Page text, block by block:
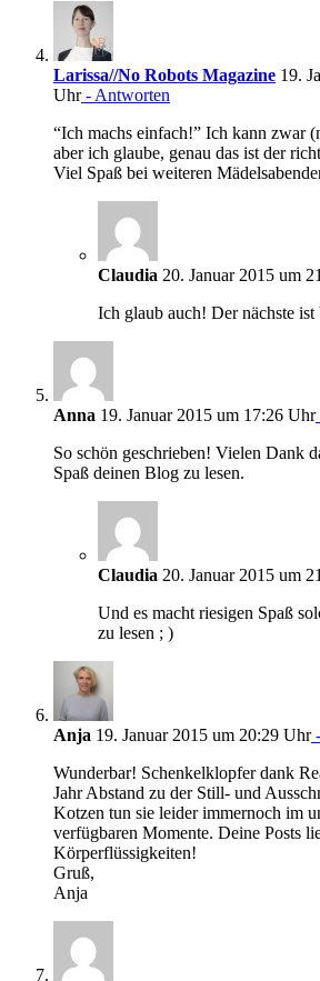
Larissa//No Robots Magazine 19.
Uhr- Antworten
“Ich machs einfach!” Ich kann zwar
aber ich glaube, genau das ist der
Viel Spaß bei weiteren
Claudia 20. Januar 2015 um
Ich glaub auch! Der nächste ist
Anna 19. Januar 2015 um 17:26 Uhr
So schön geschrieben! Vielen Dank
Spaß deinen Blog zu lesen.
Claudia 20. Januar 2015 um
Und es macht riesigen Spaß
zu lesen ; )
Anja 19. Januar 2015 um 20:29 Uhr-
Wunderbar! Schenkelklopfer dank
Jahr Abstand zu der Still- und
Kotzen tun sie leider immernoch im
verfügbaren Momente. Deine Posts
Körperflüssigkeiten!
Gruß,
Anja